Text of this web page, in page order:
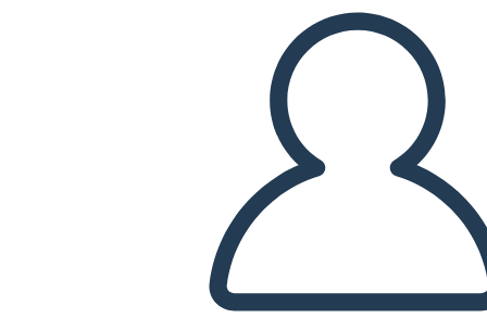
ODTWARZANIE POKAZU SLAJDÓW
PRZECZYTAJ MI